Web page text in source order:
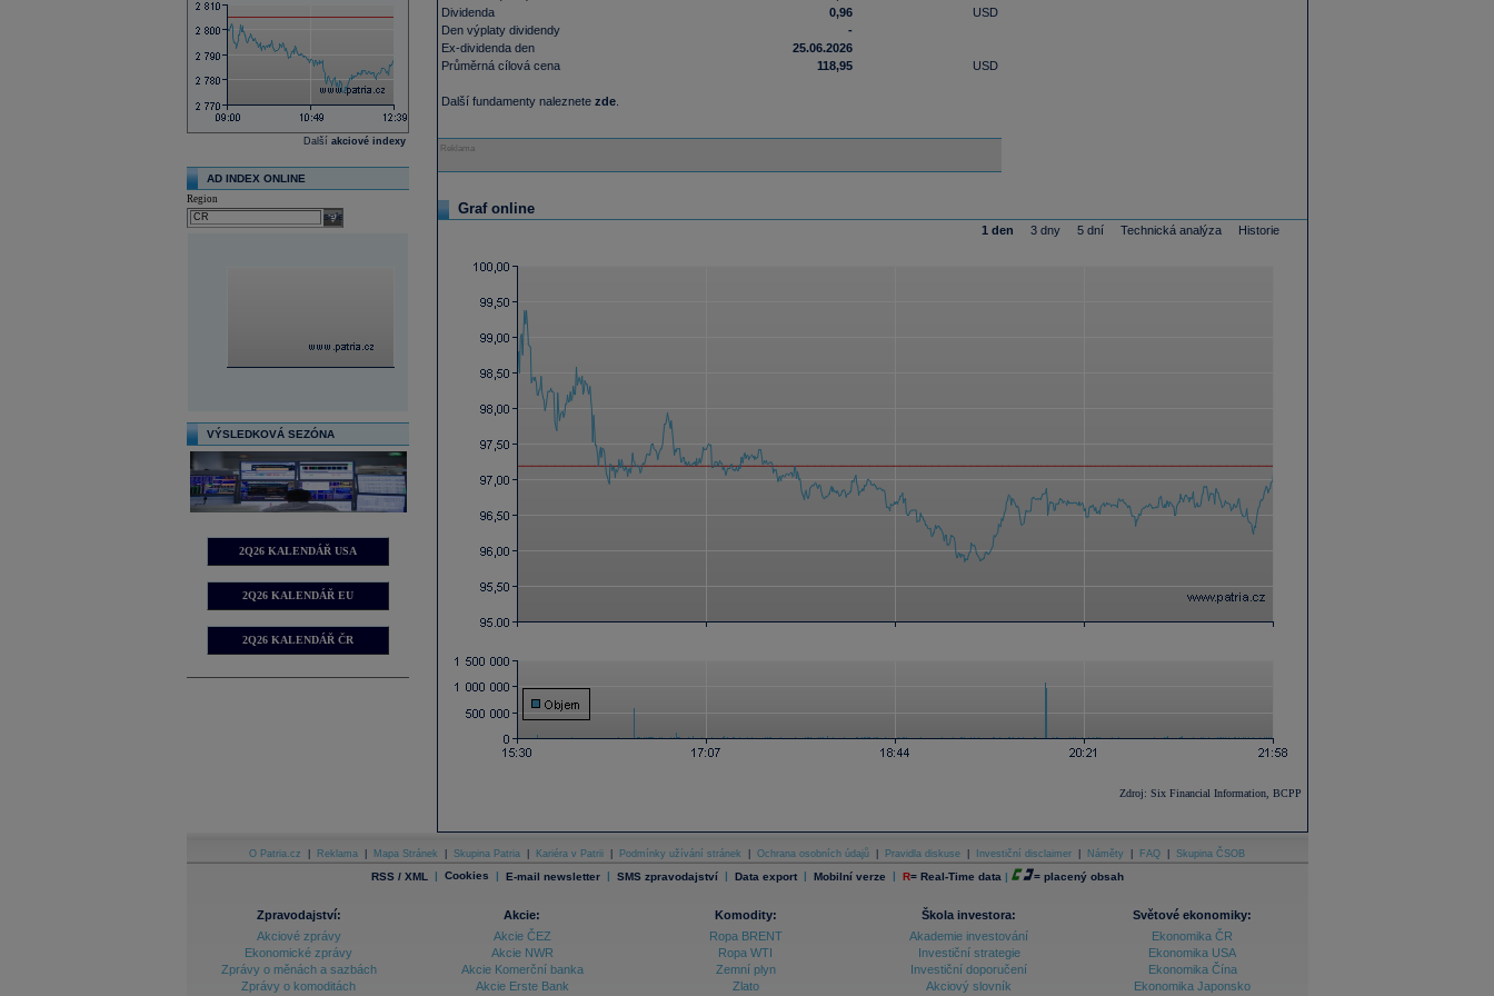
Další akciové indexy
AD INDEX ONLINE
Region
select
VÝSLEDKOVÁ SEZÓNA
2Q26 KALENDÁŘ USA
2Q26 KALENDÁŘ EU
2Q26 KALENDÁŘ ČR
Dividenda
0,96
USD
Den výplaty dividendy
-
Ex-dividenda den
25.06.2026
Průměrná cílová cena
118,95 USD
Další fundamenty naleznete zde.
Reklama
Graf online
1 den 3 dny 5 dní Technická analýza Historie
Zdroj: Six Financial Information, BCPP
O Patria.cz Reklama Mapa Stránek Skupina Patria Kariéra v Patrii Podmínky užívání stránek Ochrana osobních údajů Pravidla diskuse Investiční disclaimer Náměty FAQ Skupina ČSOB
RSS / XML | Cookies | E-mail newsletter | SMS zpravodajství | Data export | Mobilní verze | R= Real-Time data | = placený obsah
Zpravodajství:
Akciové zprávy
Ekonomické zprávy
Zprávy o měnách a sazbách
Zprávy o komoditách
Akcie:
Akcie ČEZ
Akcie NWR
Akcie Komerční banka
Akcie Erste Bank
Komodity:
Ropa BRENT
Ropa WTI
Zemní plyn
Zlato
Škola investora:
Akademie investování
Investiční strategie
Investiční doporučení
Akciový slovník
Světové ekonomiky:
Ekonomika ČR
Ekonomika USA
Ekonomika Čína
Ekonomika Japonsko